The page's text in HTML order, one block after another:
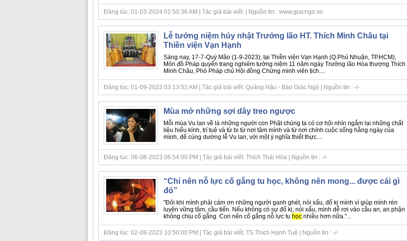
Đăng lúc: 01-03-2024 01:50:36 AM | Tác giả bài viết: | Nguồn tin : www.giacngo.vn
Lễ tưởng niệm húy nhật Trưởng lão HT. Thích Minh Châu tại
Thiền viện Vạn Hạnh
Sáng nay, 17-7-Quý Mão (1-9-2023), tại Thiền viện Vạn Hạnh (Q.Phú Nhuận, TP.HCM),
Môn đồ Pháp quyến trang nghiêm tưởng niệm 11 năm ngày Trưởng lão Hòa thượng Thích
Minh Châu, Phó Pháp chủ Hội đồng Chứng minh viên tịch....
Đăng lúc: 01-09-2023 03:13:52 AM | Tác giả bài viết: Quảng Hậu - Báo Giác Ngộ | Nguồn tin : -/-
Mùa mở những sợi dây treo ngược
Mỗi mùa Vu lan về là những người con Phật chúng ta có cơ hội nhìn ngắm lại những chất
liệu hiếu kính, trí tuệ và từ bi từ nơi tâm mình và từ nơi chính cuộc sống hằng ngày của
mình, để cúng dường lễ Vu lan, với một ý nghĩa thiết thực....
Đăng lúc: 06-08-2023 06:54:00 PM | Tác giả bài viết: Thích Thái Hòa | Nguồn tin : -/-
“Chỉ nên nỗ lực cố gắng tu học, không nên mong... được cái gì
đó”
"Đôi khi mình phải cám ơn những người ganh ghét, nói xấu, đố kị mình vì giúp mình rèn
luyện vững tâm, cầu tiến. Nếu không có sự đố kị, nói xấu, mình dễ rơi vào cầu an, an phận
không chịu cố gắng. Con nên cố gắng nỗ lực tu họcnhiều hơn nữa."...
Đăng lúc: 02-08-2023 10:50:00 PM | Tác giả bài viết: TS.Thích Hạnh Tuệ | Nguồn tin : -/-